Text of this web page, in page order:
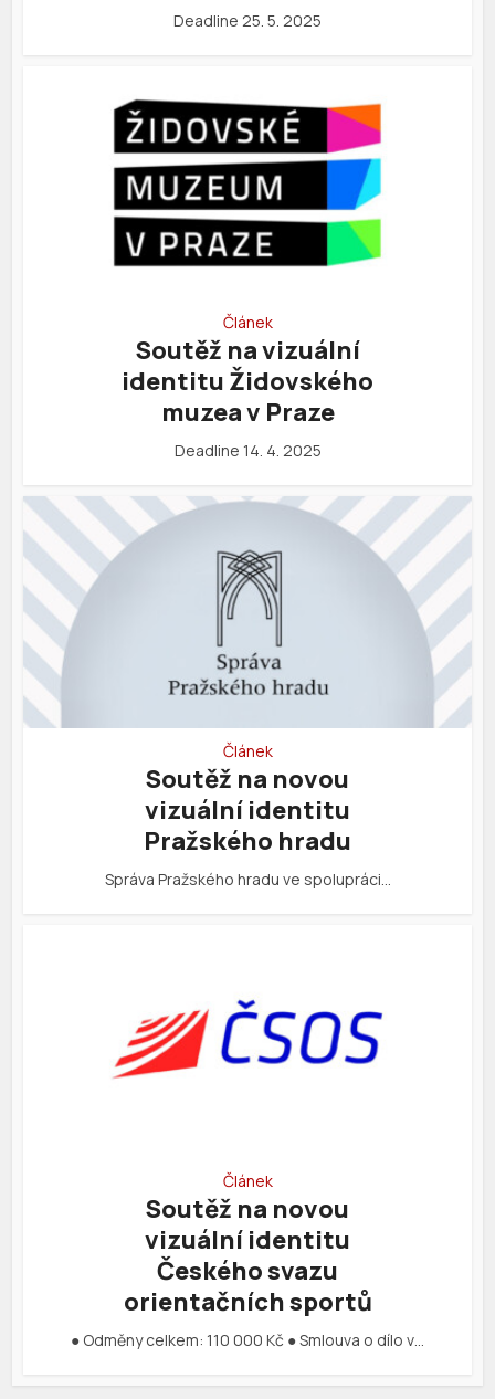
Deadline 25. 5. 2025
Článek
Soutěž na vizuální
identitu Židovského
muzea v Praze
Deadline 14. 4. 2025
Článek
Soutěž na novou
vizuální identitu
Pražského hradu
Správa Pražského hradu ve spolupráci…
Článek
Soutěž na novou
vizuální identitu
Českého svazu
orientačních sportů
● Odměny celkem: 110 000 Kč ● Smlouva o dílo v…